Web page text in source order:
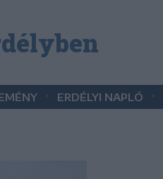
ERDÉLYI NAPLÓ